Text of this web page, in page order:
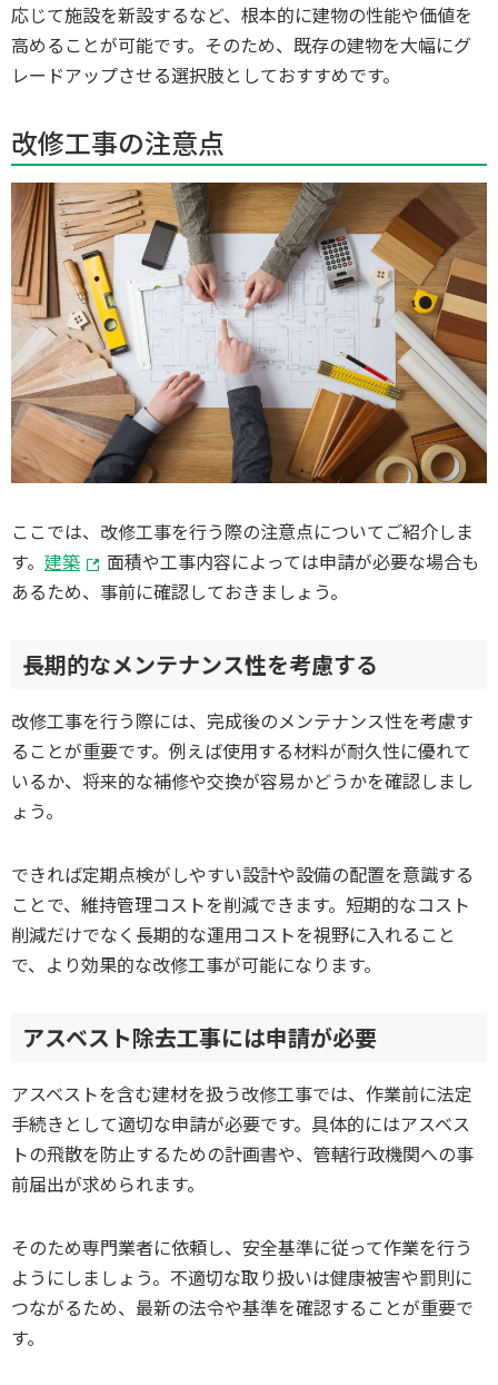
応じて施設を新設するなど、根本的に建物の性能や価値を
高めることが可能です。そのため、既存の建物を大幅にグ
レードアップさせる選択肢としておすすめです。
改修工事の注意点
ここでは、改修工事を行う際の注意点についてご紹介しま
す。 建築
面積や工事内容によっては申請が必要な場合も
あるため、事前に確認しておきましょう。
長期的なメンテナンス性を考慮する
改修工事を行う際には、完成後のメンテナンス性を考慮す
ることが重要です。例えば使用する材料が耐久性に優れて
いるか、将来的な補修や交換が容易かどうかを確認しまし
ょう。
できれば定期点検がしやすい設計や設備の配置を意識する
ことで、維持管理コストを削減できます。短期的なコスト
削減だけでなく長期的な運用コストを視野に入れること
で、より効果的な改修工事が可能になります。
アスベスト除去工事には申請が必要
アスベストを含む建材を扱う改修工事では、作業前に法定
手続きとして適切な申請が必要です。具体的にはアスベス
トの飛散を防止するための計画書や、管轄行政機関への事
前届出が求められます。
そのため専門業者に依頼し、安全基準に従って作業を行う
ようにしましょう。不適切な取り扱いは健康被害や罰則に
つながるため、最新の法令や基準を確認することが重要で
す。